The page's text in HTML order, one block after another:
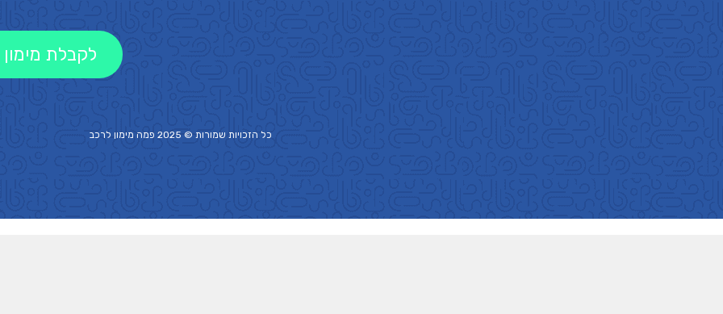
לקבלת
כל הזכויות שמורות © 2025 פמה מימון לרכב